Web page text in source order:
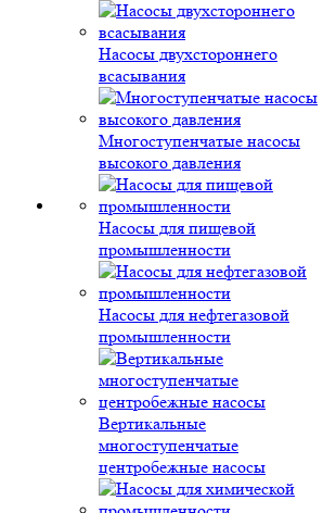
Насосы двухстороннего
всасывания
Многоступенчатые насосы
высокого давления
Насосы для пищевой
промышленности
Насосы для нефтегазовой
промышленности
Вертикальные
многоступенчатые
центробежные насосы